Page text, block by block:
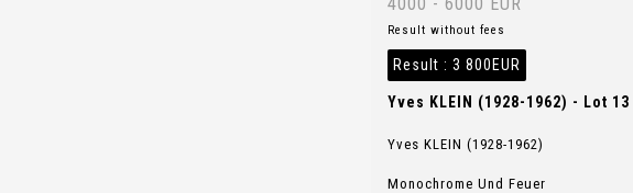
Result without fees
Result : 3 800EUR
Yves KLEIN (1928-1962) - Lot 13
Yves KLEIN (1928-1962)
Monochrome Und Feuer